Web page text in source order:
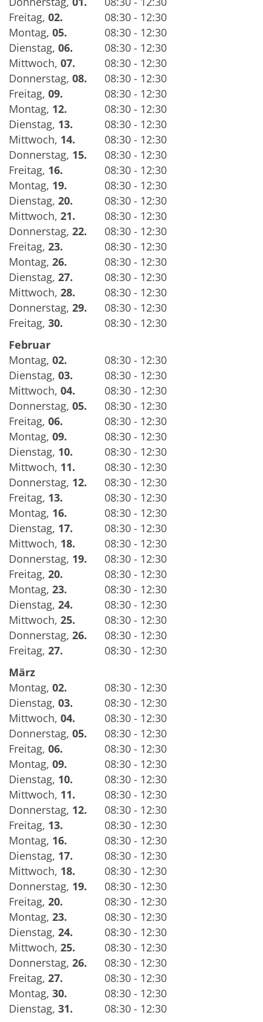
Freitag, 02.
08:30 - 12:30
Montag, 05.
08:30 - 12:30
Dienstag, 06.
08:30 - 12:30
Mittwoch, 07.
08:30 - 12:30
Donnerstag, 08.
08:30 - 12:30
Freitag, 09.
08:30 - 12:30
Montag, 12.
08:30 - 12:30
Dienstag, 13.
08:30 - 12:30
Mittwoch, 14.
08:30 - 12:30
Donnerstag, 15.
08:30 - 12:30
Freitag, 16.
08:30 - 12:30
Montag, 19.
08:30 - 12:30
Dienstag, 20.
08:30 - 12:30
Mittwoch, 21.
08:30 - 12:30
Donnerstag, 22.
08:30 - 12:30
Freitag, 23.
08:30 - 12:30
Montag, 26.
08:30 - 12:30
Dienstag, 27.
08:30 - 12:30
Mittwoch, 28.
08:30 - 12:30
Donnerstag, 29.
08:30 - 12:30
Freitag, 30.
08:30 - 12:30
Februar
Montag, 02.
08:30 - 12:30
Dienstag, 03.
08:30 - 12:30
Mittwoch, 04.
08:30 - 12:30
Donnerstag, 05.
08:30 - 12:30
Freitag, 06.
08:30 - 12:30
Montag, 09.
08:30 - 12:30
Dienstag, 10.
08:30 - 12:30
Mittwoch, 11.
08:30 - 12:30
Donnerstag, 12.
08:30 - 12:30
Freitag, 13.
08:30 - 12:30
Montag, 16.
08:30 - 12:30
Dienstag, 17.
08:30 - 12:30
Mittwoch, 18.
08:30 - 12:30
Donnerstag, 19.
08:30 - 12:30
Freitag, 20.
08:30 - 12:30
Montag, 23.
08:30 - 12:30
Dienstag, 24.
08:30 - 12:30
Mittwoch, 25.
08:30 - 12:30
Donnerstag, 26.
08:30 - 12:30
Freitag, 27.
08:30 - 12:30
März
Montag, 02.
08:30 - 12:30
Dienstag, 03.
08:30 - 12:30
Mittwoch, 04.
08:30 - 12:30
Donnerstag, 05.
08:30 - 12:30
Freitag, 06.
08:30 - 12:30
Montag, 09.
08:30 - 12:30
Dienstag, 10.
08:30 - 12:30
Mittwoch, 11.
08:30 - 12:30
Donnerstag, 12.
08:30 - 12:30
Freitag, 13.
08:30 - 12:30
Montag, 16.
08:30 - 12:30
Dienstag, 17.
08:30 - 12:30
Mittwoch, 18.
08:30 - 12:30
Donnerstag, 19.
08:30 - 12:30
Freitag, 20.
08:30 - 12:30
Montag, 23.
08:30 - 12:30
Dienstag, 24.
08:30 - 12:30
Mittwoch, 25.
08:30 - 12:30
Donnerstag, 26.
08:30 - 12:30
Freitag, 27.
08:30 - 12:30
Montag, 30.
08:30 - 12:30
Dienstag, 31.
08:30 - 12:30